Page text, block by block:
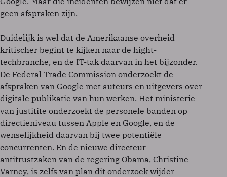
geen afspraken zijn.
Duidelijk is wel dat de Amerikaanse overheid
kritischer begint te kijken naar de hight-
techbranche, en de IT-tak daarvan in het bijzonder.
De Federal Trade Commission onderzoekt de
afspraken van Google met auteurs en uitgevers over
digitale publikatie van hun werken. Het ministerie
van justitite onderzoekt de personele banden op
directieniveau tussen Apple en Google, en de
wenselijkheid daarvan bij twee potentiële
concurrenten. En de nieuwe directeur
antitrustzaken van de regering Obama, Christine
Varney, is zelfs van plan dit onderzoek wijder